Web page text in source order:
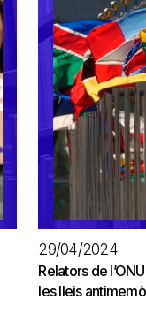
29/04/2024
Relators de
les lleis